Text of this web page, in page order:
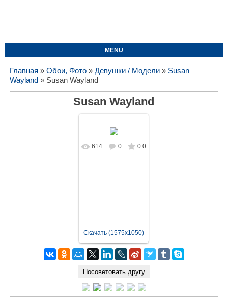
MENU
Главная » Обои, Фото» Девушки / Модели» Susan
Wayland » Susan Wayland
Susan Wayland
В реальном
614 0 0.0
Скачать (1575x1050)